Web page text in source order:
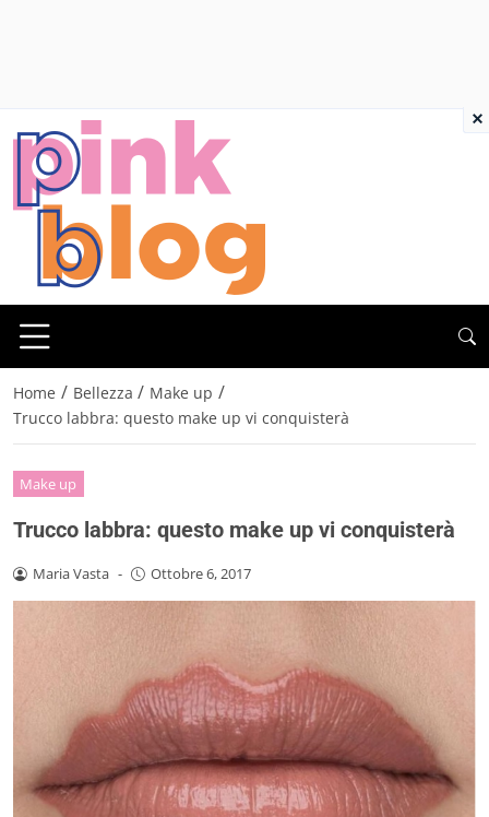
Home / Bellezza / Make up /
Trucco labbra: questo make up vi conquisterà
Make up
Trucco labbra: questo make up vi conquisterà
Maria Vasta - Ottobre 6, 2017
×